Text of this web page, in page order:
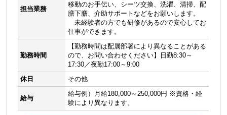
担当業務
移動のお手伝い、シーツ交換、洗濯、清掃、配
膳下膳、介助サポートなどをお願いします。
未経験者の方でも研修があるので安心してお
仕事ができます。
勤務時間
【勤務時間は配属部署により異なることがある
ので、お問い合わせください】日勤8:30～
17:30／夜勤17:00～9:00
休日
その他
給与
給与例）月給180,000～250,000円 ※資格・経
験により異なります。